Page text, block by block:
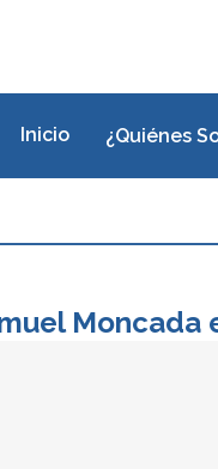
Inicio ¿Quiénes
Moncada